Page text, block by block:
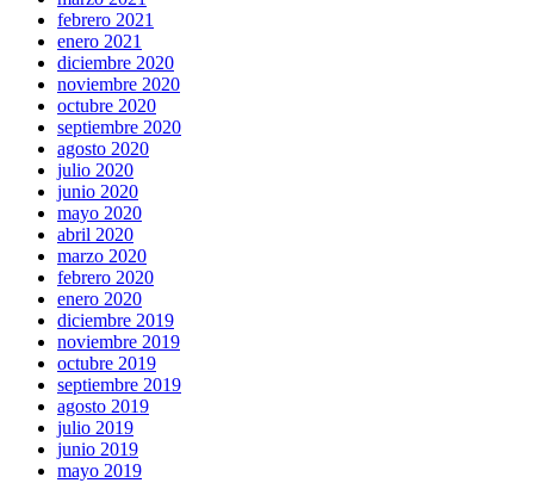
febrero 2021
enero 2021
diciembre 2020
noviembre 2020
octubre 2020
septiembre 2020
agosto 2020
julio 2020
junio 2020
mayo 2020
abril 2020
marzo 2020
febrero 2020
enero 2020
diciembre 2019
noviembre 2019
octubre 2019
septiembre 2019
agosto 2019
julio 2019
junio 2019
mayo 2019